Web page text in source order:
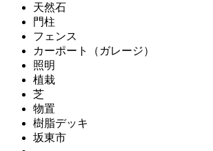
天然石
門柱
フェンス
カーポート（ガレージ）
照明
植栽
芝
物置
樹脂デッキ
坂東市